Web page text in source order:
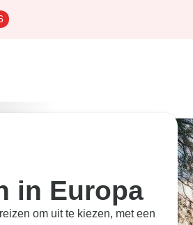
in Europa
om uit te kiezen, met een